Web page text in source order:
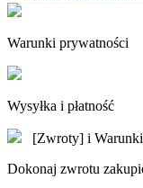
Warunki prywatności
Wysyłka i płatność
[Zwroty] i
Dokonaj zwrotu